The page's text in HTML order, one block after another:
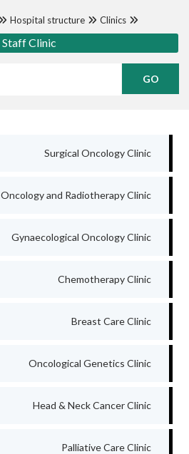
Hospital structure Clinics
Staff Clinic
Surgical Oncology Clinic
Oncology and Radiotherapy Clinic
Gynaecological Oncology Clinic
Chemotherapy Clinic
Breast Care Clinic
Oncological Genetics Clinic
Head & Neck Cancer Clinic
Palliative Care Clinic